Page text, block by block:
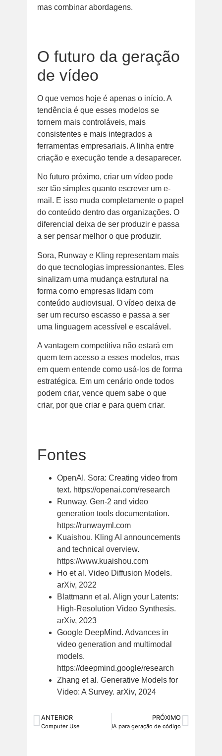
mas combinar abordagens.
O futuro da geração
de vídeo
O que vemos hoje é apenas o início. A
tendência é que esses modelos se
tornem mais controláveis, mais
consistentes e mais integrados a
ferramentas empresariais. A linha entre
criação e execução tende a desaparecer.
No futuro próximo, criar um vídeo pode
ser tão simples quanto escrever um e-
mail. E isso muda completamente o papel
do conteúdo dentro das organizações. O
diferencial deixa de ser produzir e passa
a ser pensar melhor o que produzir.
Sora, Runway e Kling representam mais
do que tecnologias impressionantes. Eles
sinalizam uma mudança estrutural na
forma como empresas lidam com
conteúdo audiovisual. O vídeo deixa de
ser um recurso escasso e passa a ser
uma linguagem acessível e escalável.
A vantagem competitiva não estará em
quem tem acesso a esses modelos, mas
em quem entende como usá-los de forma
estratégica. Em um cenário onde todos
podem criar, vence quem sabe o que
criar, por que criar e para quem criar.
Fontes
OpenAI. Sora: Creating video from
text. https://openai.com/research
Runway. Gen-2 and video
generation tools documentation.
https://runwayml.com
Kuaishou. Kling AI announcements
and technical overview.
https://www.kuaishou.com
Ho et al. Video Diffusion Models.
arXiv, 2022
Blattmann et al. Align your Latents:
High-Resolution Video Synthesis.
arXiv, 2023
Google DeepMind. Advances in
video generation and multimodal
models.
https://deepmind.google/research
Zhang et al. Generative Models for
Video: A Survey. arXiv, 2024
ANTERIOR
Computer Use
PRÓXIMO
IA para geração de código